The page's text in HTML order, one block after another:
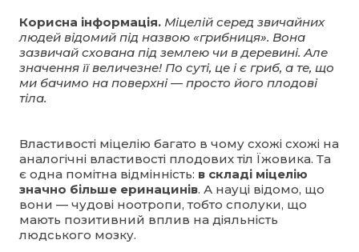
Корисна інформація. Міцелій серед звичайних
людей відомий під назвою «грибниця». Вона
зазвичай схована під землею чи в деревині. Але
значення її величезне! По суті, це і є гриб, а те, що
ми бачимо на поверхні — просто його плодові
тіла.
Властивості міцелію багато в чому схожі схожі на
аналогічні властивості плодових тіл Їжовика. Та
є одна помітна відмінність: в складі міцелію
значно більше еринацинів. А науці відомо, що
вони — чудові ноотропи, тобто сполуки, що
мають позитивний вплив на діяльність
людського мозку.